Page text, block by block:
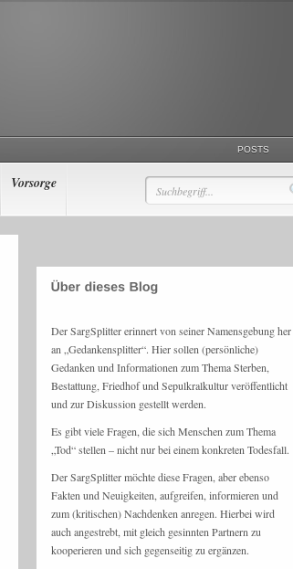
POSTS
Vorsorge
Der SargSplitter erinnert von seiner Namensgebung her
an „Gedankensplitter“. Hier sollen (persönliche)
Gedanken und Informationen zum Thema Sterben,
Bestattung, Friedhof und Sepulkralkultur veröffentlicht
und zur Diskussion gestellt werden.
Es gibt viele Fragen, die sich Menschen zum Thema
„Tod“ stellen – nicht nur bei einem konkreten Todesfall.
Der SargSplitter möchte diese Fragen, aber ebenso
Fakten und Neuigkeiten, aufgreifen, informieren und
zum (kritischen) Nachdenken anregen. Hierbei wird
auch angestrebt, mit gleich gesinnten Partnern zu
kooperieren und sich gegenseitig zu ergänzen.